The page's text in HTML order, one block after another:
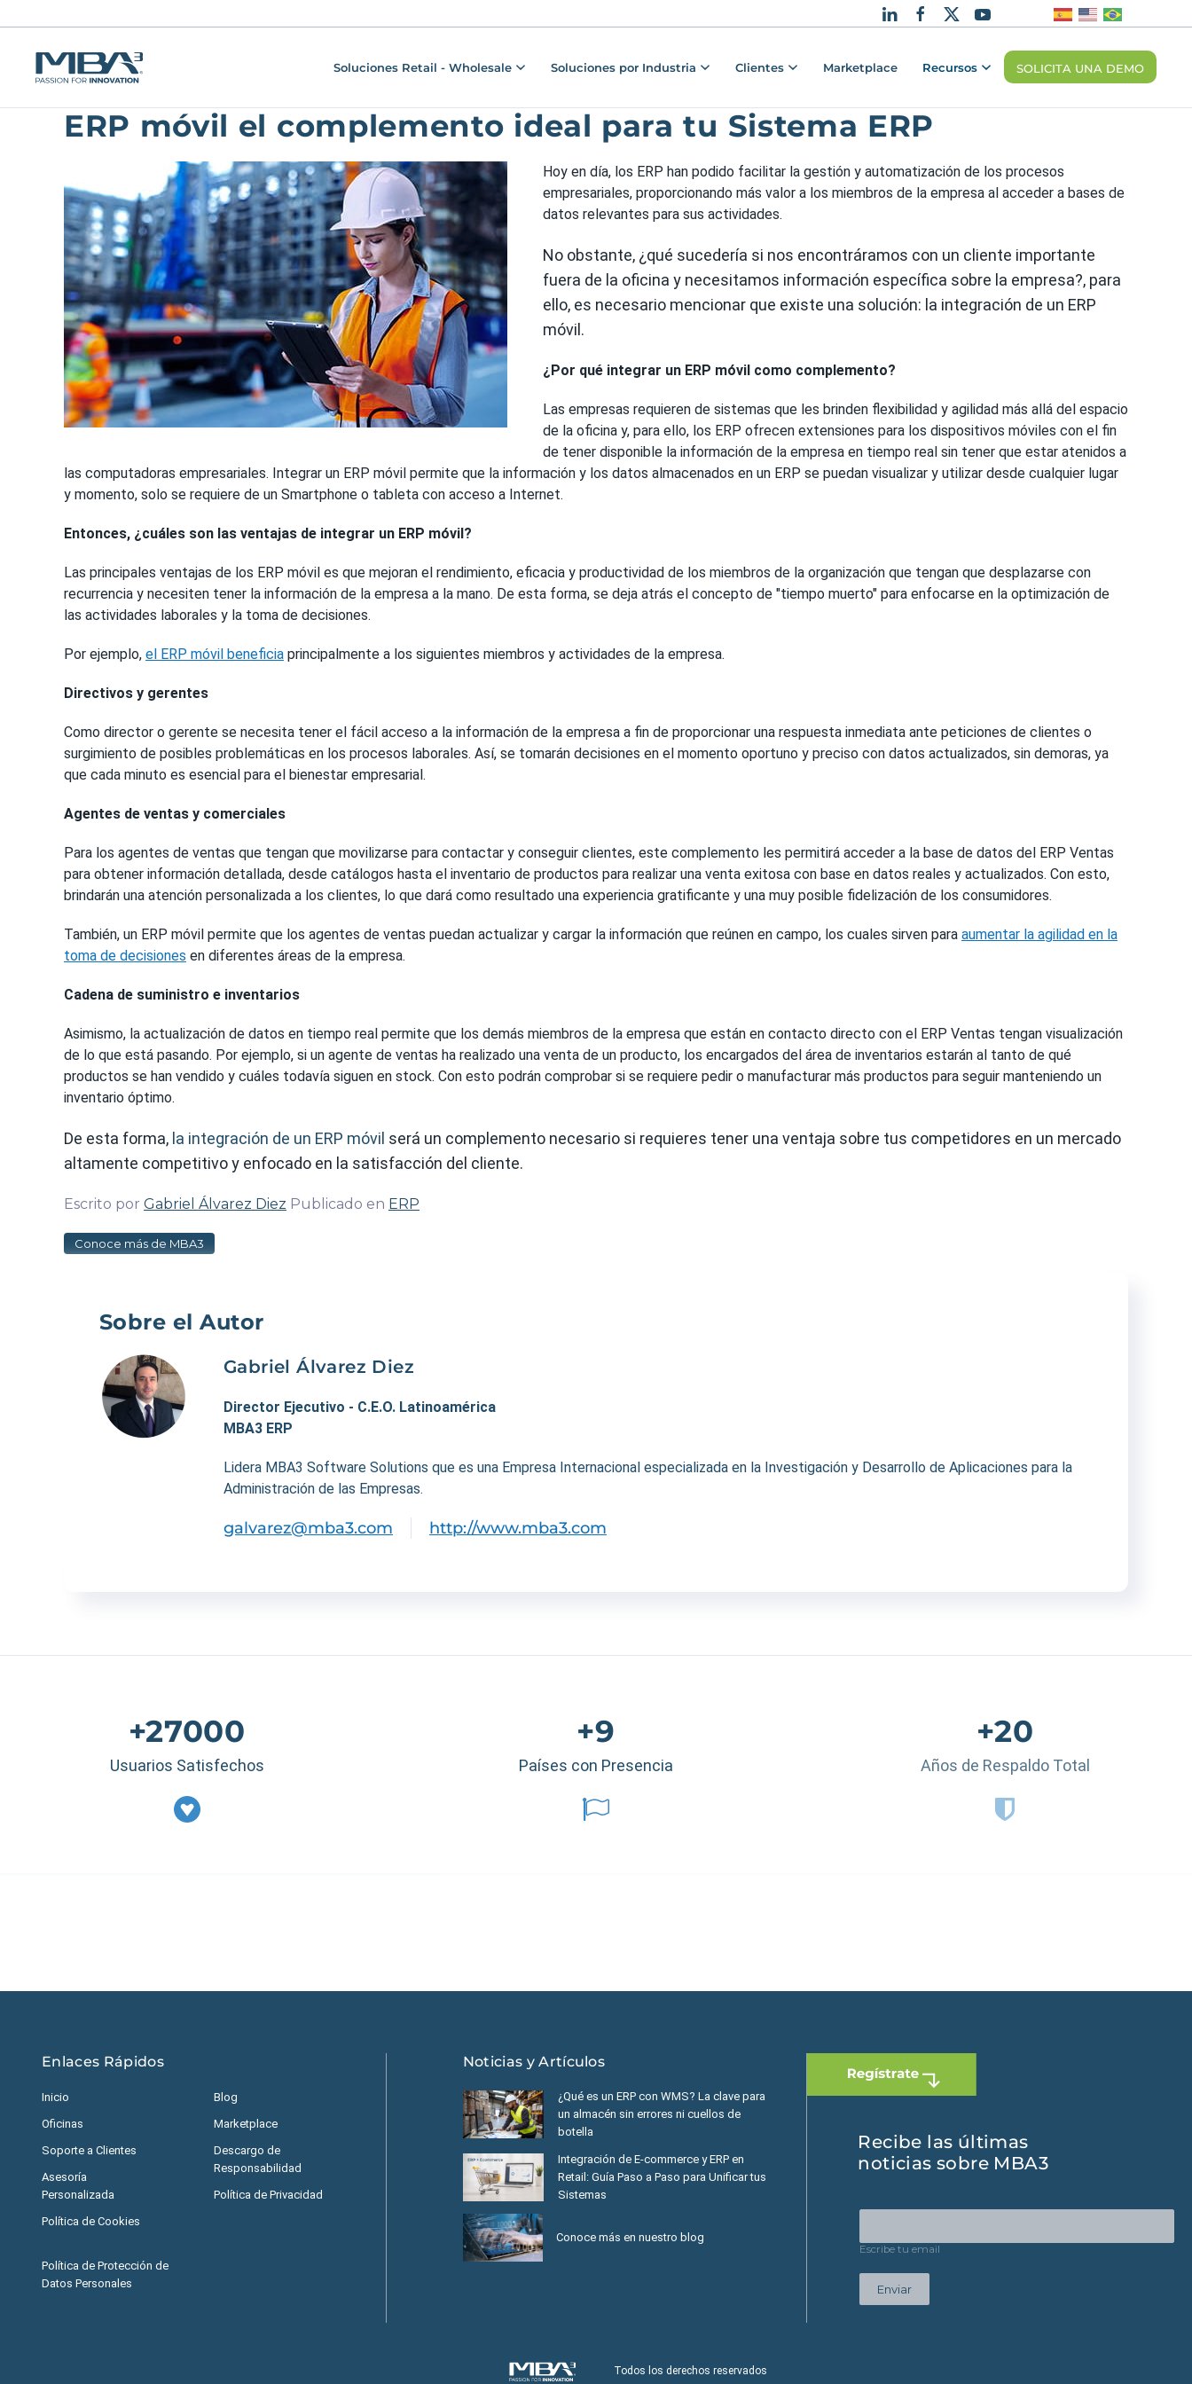
Soluciones Retail - Wholesale Soluciones por Industria Clientes Marketplace Recursos SOLICITA UNA DEMO
ERP móvil el complemento ideal para tu Sistema ERP
Hoy en día, los ERP han podido facilitar la gestión y automatización de los procesos
empresariales, proporcionando más valor a los miembros de la empresa al acceder a bases de
datos relevantes para sus actividades.
No obstante, ¿qué sucedería si nos encontráramos con un cliente importante
fuera de la oficina y necesitamos información específica sobre la empresa?, para
ello, es necesario mencionar que existe una solución: la integración de un ERP
móvil.
¿Por qué integrar un ERP móvil como complemento?
Las empresas requieren de sistemas que les brinden flexibilidad y agilidad más allá del espacio
de la oficina y, para ello, los ERP ofrecen extensiones para los dispositivos móviles con el fin
de tener disponible la información de la empresa en tiempo real sin tener que estar atenidos a
las computadoras empresariales. Integrar un ERP móvil permite que la información y los datos almacenados en un ERP se puedan visualizar y utilizar desde cualquier lugar
y momento, solo se requiere de un Smartphone o tableta con acceso a Internet.
Entonces, ¿cuáles son las ventajas de integrar un ERP móvil?
Las principales ventajas de los ERP móvil es que mejoran el rendimiento, eficacia y productividad de los miembros de la organización que tengan que desplazarse con
recurrencia y necesiten tener la información de la empresa a la mano. De esta forma, se deja atrás el concepto de "tiempo muerto" para enfocarse en la optimización de
las actividades laborales y la toma de decisiones.
Por ejemplo, el ERP móvil beneficia principalmente a los siguientes miembros y actividades de la empresa.
Directivos y gerentes
Como director o gerente se necesita tener el fácil acceso a la información de la empresa a fin de proporcionar una respuesta inmediata ante peticiones de clientes o
surgimiento de posibles problemáticas en los procesos laborales. Así, se tomarán decisiones en el momento oportuno y preciso con datos actualizados, sin demoras, ya
que cada minuto es esencial para el bienestar empresarial.
Agentes de ventas y comerciales
Para los agentes de ventas que tengan que movilizarse para contactar y conseguir clientes, este complemento les permitirá acceder a la base de datos del ERP Ventas
para obtener información detallada, desde catálogos hasta el inventario de productos para realizar una venta exitosa con base en datos reales y actualizados. Con esto,
brindarán una atención personalizada a los clientes, lo que dará como resultado una experiencia gratificante y una muy posible fidelización de los consumidores.
También, un ERP móvil permite que los agentes de ventas puedan actualizar y cargar la información que reúnen en campo, los cuales sirven para aumentar la agilidad en la
toma de decisiones en diferentes áreas de la empresa.
Cadena de suministro e inventarios
Asimismo, la actualización de datos en tiempo real permite que los demás miembros de la empresa que están en contacto directo con el ERP Ventas tengan visualización
de lo que está pasando. Por ejemplo, si un agente de ventas ha realizado una venta de un producto, los encargados del área de inventarios estarán al tanto de qué
productos se han vendido y cuáles todavía siguen en stock. Con esto podrán comprobar si se requiere pedir o manufacturar más productos para seguir manteniendo un
inventario óptimo.
De esta forma, la integración de un ERP móvil será un complemento necesario si requieres tener una ventaja sobre tus competidores en un mercado
altamente competitivo y enfocado en la satisfacción del cliente.
Escrito por Gabriel Álvarez Diez Publicado en ERP
Conoce más de MBA3
Sobre el Autor
Gabriel Álvarez Diez
Director Ejecutivo - C.E.O. Latinoamérica
MBA3 ERP
Lidera MBA3 Software Solutions que es una Empresa Internacional especializada en la Investigación y Desarrollo de Aplicaciones para la
Administración de las Empresas.
galvarez@mba3.com http://www.mba3.com
+27000
Usuarios Satisfechos
+9
Países con Presencia
+20
Años de Respaldo Total
Enlaces Rápidos
Inicio
Oficinas
Soporte a Clientes
Asesoría
Personalizada
Política de Cookies
Blog
Marketplace
Descargo de
Responsabilidad
Política de Privacidad
Política de Protección de
Datos Personales
Noticias y Artículos
¿Qué es un ERP con WMS? La clave para
un almacén sin errores ni cuellos de
botella
Integración de E-commerce y ERP en
Retail: Guía Paso a Paso para Unificar tus
Sistemas
Conoce más en nuestro blog
Recibe las últimas
noticias sobre MBA3
Escribe tu email
Enviar
Todos los derechos reservados